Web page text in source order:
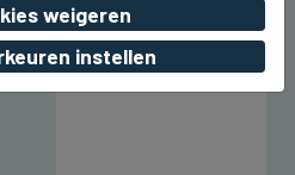
weigeren
instellen